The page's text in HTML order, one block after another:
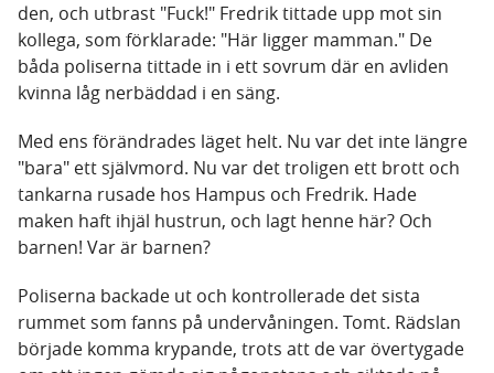
den, och utbrast "Fuck!" Fredrik tittade upp mot sin
kollega, som förklarade: "Här ligger mamman." De
båda poliserna tittade in i ett sovrum där en avliden
kvinna låg nerbäddad i en säng.
Med ens förändrades läget helt. Nu var det inte längre
"bara" ett självmord. Nu var det troligen ett brott och
tankarna rusade hos Hampus och Fredrik. Hade
maken haft ihjäl hustrun, och lagt henne här? Och
barnen! Var är barnen?
Poliserna backade ut och kontrollerade det sista
rummet som fanns på undervåningen. Tomt. Rädslan
började komma krypande, trots att de var övertygade